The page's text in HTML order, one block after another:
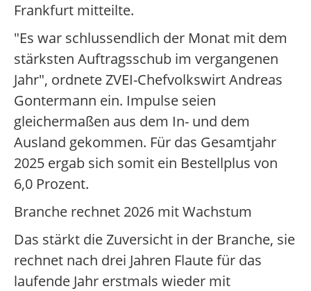
Frankfurt mitteilte.
"Es war schlussendlich der Monat mit dem
stärksten Auftragsschub im vergangenen
Jahr", ordnete ZVEI-Chefvolkswirt Andreas
Gontermann ein. Impulse seien
gleichermaßen aus dem In- und dem
Ausland gekommen. Für das Gesamtjahr
2025 ergab sich somit ein Bestellplus von
6,0 Prozent.
Branche rechnet 2026 mit Wachstum
Das stärkt die Zuversicht in der Branche, sie
rechnet nach drei Jahren Flaute für das
laufende Jahr erstmals wieder mit